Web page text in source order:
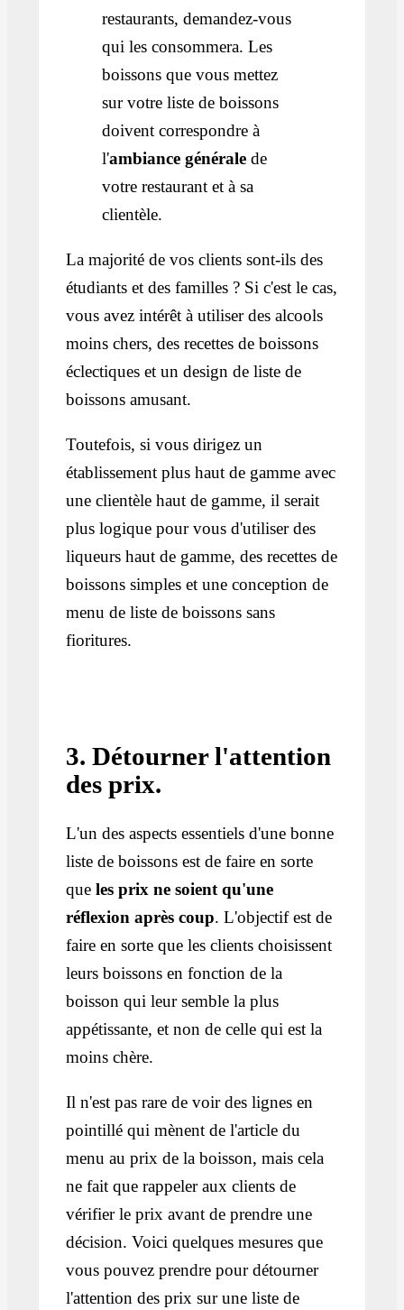
restaurants, demandez-vous
qui les consommera. Les
boissons que vous mettez
sur votre liste de boissons
doivent correspondre à
l'ambiance générale de
votre restaurant et à sa
clientèle.
La majorité de vos clients sont-ils des
étudiants et des familles ? Si c'est le cas,
vous avez intérêt à utiliser des alcools
moins chers, des recettes de boissons
éclectiques et un design de liste de
boissons amusant.
Toutefois, si vous dirigez un
établissement plus haut de gamme avec
une clientèle haut de gamme, il serait
plus logique pour vous d'utiliser des
liqueurs haut de gamme, des recettes de
boissons simples et une conception de
menu de liste de boissons sans
fioritures.
3. Détourner l'attention
des prix.
L'un des aspects essentiels d'une bonne
liste de boissons est de faire en sorte
que les prix ne soient qu'une
réflexion après coup. L'objectif est de
faire en sorte que les clients choisissent
leurs boissons en fonction de la
boisson qui leur semble la plus
appétissante, et non de celle qui est la
moins chère.
Il n'est pas rare de voir des lignes en
pointillé qui mènent de l'article du
menu au prix de la boisson, mais cela
ne fait que rappeler aux clients de
vérifier le prix avant de prendre une
décision. Voici quelques mesures que
vous pouvez prendre pour détourner
l'attention des prix sur une liste de